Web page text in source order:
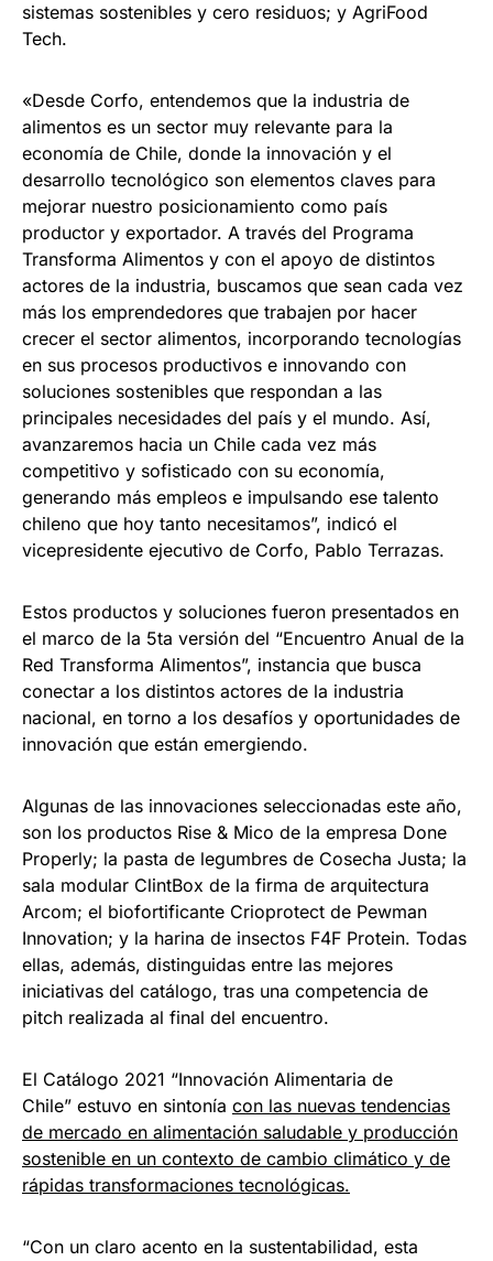
sistemas sostenibles y cero residuos; y AgriFood
Tech.
«Desde Corfo, entendemos que la industria de
alimentos es un sector muy relevante para la
economía de Chile, donde la innovación y el
desarrollo tecnológico son elementos claves para
mejorar nuestro posicionamiento como país
productor y exportador. A través del Programa
Transforma Alimentos y con el apoyo de distintos
actores de la industria, buscamos que sean cada vez
más los emprendedores que trabajen por hacer
crecer el sector alimentos, incorporando tecnologías
en sus procesos productivos e innovando con
soluciones sostenibles que respondan a las
principales necesidades del país y el mundo. Así,
avanzaremos hacia un Chile cada vez más
competitivo y sofisticado con su economía,
generando más empleos e impulsando ese talento
chileno que hoy tanto necesitamos”, indicó el
vicepresidente ejecutivo de Corfo, Pablo Terrazas.
Estos productos y soluciones fueron presentados en
el marco de la 5ta versión del “Encuentro Anual de la
Red Transforma Alimentos”, instancia que busca
conectar a los distintos actores de la industria
nacional, en torno a los desafíos y oportunidades de
innovación que están emergiendo.
Algunas de las innovaciones seleccionadas este año,
son los productos Rise & Mico de la empresa Done
Properly; la pasta de legumbres de Cosecha Justa; la
sala modular ClintBox de la firma de arquitectura
Arcom; el biofortificante Crioprotect de Pewman
Innovation; y la harina de insectos F4F Protein. Todas
ellas, además, distinguidas entre las mejores
iniciativas del catálogo, tras una competencia de
pitch realizada al final del encuentro.
El Catálogo 2021 “Innovación Alimentaria de
Chile” estuvo en sintonía con las nuevas tendencias
de mercado en alimentación saludable y producción
sostenible en un contexto de cambio climático y de
rápidas transformaciones tecnológicas.
“Con un claro acento en la sustentabilidad, esta